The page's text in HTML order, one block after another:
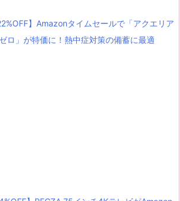
】Amazonタイムセールで「アクエリア
ロ」が特価に！熱中症対策の備蓄に最適